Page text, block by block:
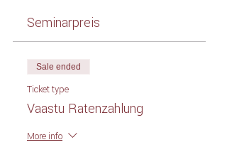
Seminarpreis
Sale ended
Ticket type
Vaastu Ratenzahlung
More info